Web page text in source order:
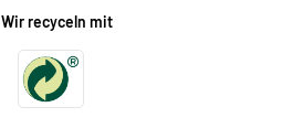
Wir recyceln mit